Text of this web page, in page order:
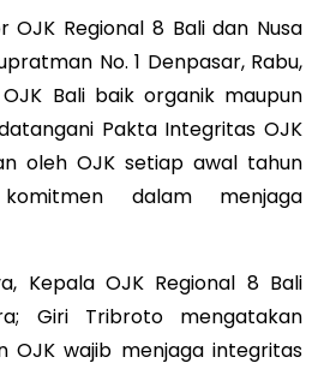
Regional 8 Bali dan Nusa
No. 1 Denpasar, Rabu,
Bali baik organik maupun
Pakta Integritas OJK
oleh OJK setiap awal tahun
dalam menjaga
Kepala OJK Regional 8 Bali
Giri Tribroto mengatakan
OJK wajib menjaga integritas